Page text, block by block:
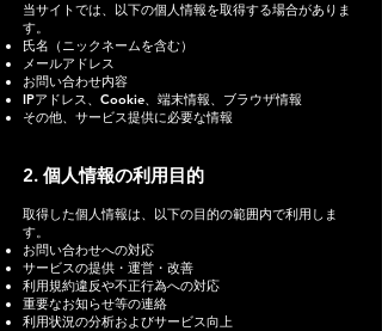
当サイトでは、以下の個人情報を取得する場合がありま
す。
氏名（ニックネームを含む）
メールアドレス
お問い合わせ内容
IPアドレス、Cookie、端末情報、ブラウザ情報
その他、サービス提供に必要な情報
2. 個人情報の利用目的
取得した個人情報は、以下の目的の範囲内で利用しま
す。
お問い合わせへの対応
サービスの提供・運営・改善
利用規約違反や不正行為への対応
重要なお知らせ等の連絡
利用状況の分析およびサービス向上